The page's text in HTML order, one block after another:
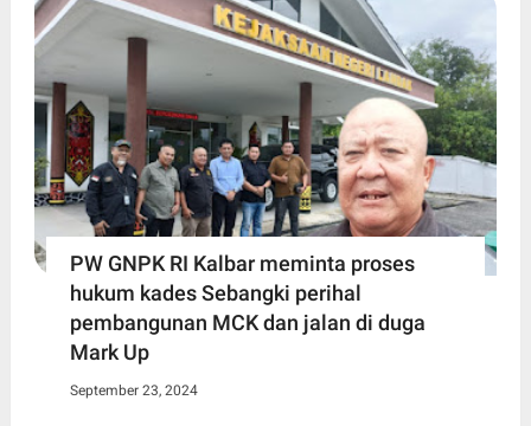
PW GNPK RI Kalbar meminta proses
hukum kades Sebangki perihal
pembangunan MCK dan jalan di duga
Mark Up
September 23, 2024